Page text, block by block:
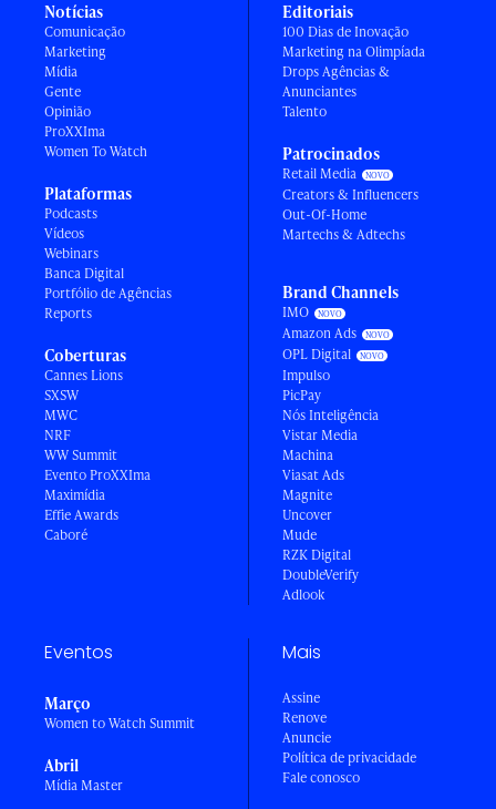
Notícias
Comunicação
Marketing
Mídia
Gente
Opinião
ProXXIma
Women To Watch
Plataformas
Podcasts
Vídeos
Webinars
Banca Digital
Portfólio de Agências
Reports
Coberturas
Cannes Lions
SXSW
MWC
NRF
WW Summit
Evento ProXXIma
Maximídia
Effie Awards
Caboré
Editoriais
100 Dias de Inovação
Marketing na Olimpíada
Drops Agências &
Anunciantes
Talento
Patrocinados
Retail Media
Creators & Influencers
Out-Of-Home
Martechs & Adtechs
Brand Channels
IMO
Amazon Ads
OPL Digital
Impulso
PicPay
Nós Inteligência
Vistar Media
Machina
Viasat Ads
Magnite
Uncover
Mude
RZK Digital
DoubleVerify
Adlook
Eventos
Março
Women to Watch Summit
Abril
Mídia Master
Mais
Assine
Renove
Anuncie
Política de privacidade
Fale conosco